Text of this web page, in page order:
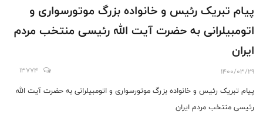
پیام تبریک رئیس و خانواده بزرگ موتورسواری و
اتومبیلرانی به حضرت آیت الله رئیسی منتخب مردم
ایران
1400/03/29
13774
پیام تبریک رئیس و خانواده بزرگ موتورسواری و اتومبیلرانی به حضرت آیت الله
رئیسی منتخب مردم ایران